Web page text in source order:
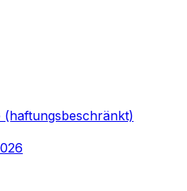
(haftungsbeschränkt)